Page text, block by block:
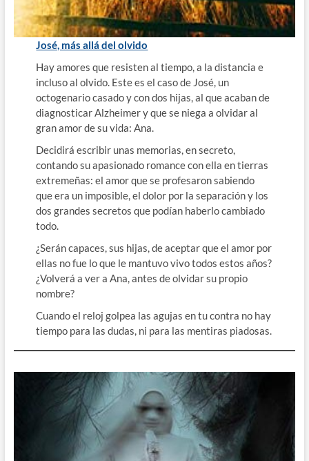
José, más allá del olvido
Hay amores que resisten al tiempo, a la distancia e
incluso al olvido. Este es el caso de José, un
octogenario casado y con dos hijas, al que acaban de
diagnosticar Alzheimer y que se niega a olvidar al
gran amor de su vida: Ana.
Decidirá escribir unas memorias, en secreto,
contando su apasionado romance con ella en tierras
extremeñas: el amor que se profesaron sabiendo
que era un imposible, el dolor por la separación y los
dos grandes secretos que podían haberlo cambiado
todo.
¿Serán capaces, sus hijas, de aceptar que el amor por
ellas no fue lo que le mantuvo vivo todos estos años?
¿Volverá a ver a Ana, antes de olvidar su propio
nombre?
Cuando el reloj golpea las agujas en tu contra no hay
tiempo para las dudas, ni para las mentiras piadosas.